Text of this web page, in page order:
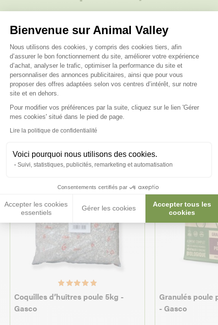
Bienvenue sur Animal Valley
Plateforme de Gestion du
Nous utilisons des cookies, y compris des cookies tiers, afin
d’assurer le bon fonctionnement du site, améliorer votre expérience
d’achat, analyser le trafic, optimiser la performance du site et
personnaliser des annonces publicitaires, ainsi que pour vous
proposer des offres adaptées selon vos centres d’intérêt, sur notre
site et en dehors.
Pour modifier vos préférences par la suite, cliquez sur le lien 'Gérer
mes cookies' situé dans le pied de page.
Lire la politique de confidentialité
Voici pourquoi nous utilisons des cookies.
Suivi, statistiques, publicités, remarketing et automatisation
Consentements certifiés par
Accepter les cookies
essentiels
Gérer les cookies
Accepter tous les
cookies
Axeptio consent
Posez-nous vos questions
Ces produits peuvent vous
intéresser
Coquilles d’huîtres poule 5kg -
Gasco
Granulés poule
- Gasco